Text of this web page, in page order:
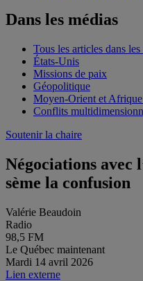
Dans les médias
Tous les articles dans les
États-Unis
Missions de paix
Géopolitique
Moyen-Orient et
Conflits
Soutenir la chaire
Négociations
sème la confusion
Valérie Beaudoin
Radio
98,5 FM
Le Québec maintenant
Mardi 14 avril 2026
Lien externe